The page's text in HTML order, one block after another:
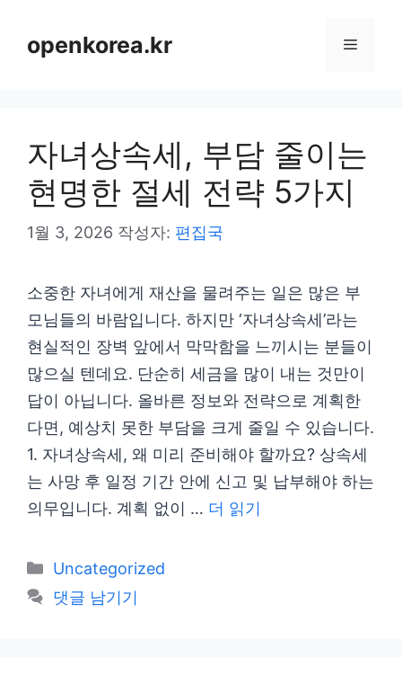
openkorea.kr 메
자녀상속세, 부담 줄이는
현명한 절세 전략 5가지
1월 3, 2026 작성자: 편집국
소중한 자녀에게 재산을 물려주는 일은 많은 부
모님들의 바람입니다. 하지만 ‘자녀상속세’라는
현실적인 장벽 앞에서 막막함을 느끼시는 분들이
많으실 텐데요. 단순히 세금을 많이 내는 것만이
답이 아닙니다. 올바른 정보와 전략으로 계획한
다면, 예상치 못한 부담을 크게 줄일 수 있습니다.
1. 자녀상속세, 왜 미리 준비해야 할까요? 상속세
는 사망 후 일정 기간 안에 신고 및 납부해야 하는
의무입니다. 계획 없이 … 더 읽기
카
테
Uncategorized
댓글 남기기